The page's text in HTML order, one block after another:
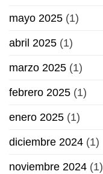
mayo 2025 (1)
abril 2025 (1)
marzo 2025 (1)
febrero 2025 (1)
enero 2025 (1)
diciembre 2024 (1)
noviembre 2024 (1)